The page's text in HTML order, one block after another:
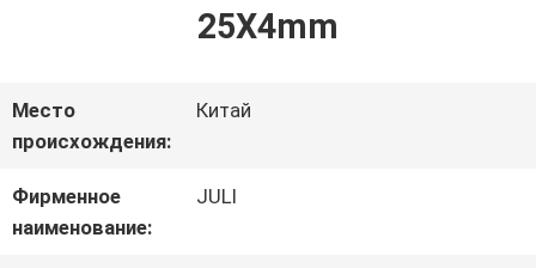
ЭКСКУРСИЯ
ПО
ЗАВОДУ
25X4mm
Место
происхождения:
Китай
Фирменное
наименование:
JULI